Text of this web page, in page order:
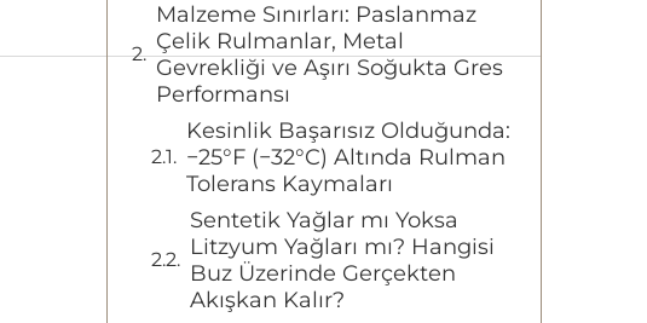
Malzeme Sınırları: Paslanmaz
Çelik Rulmanlar, Metal
Gevrekliği ve Aşırı Soğukta Gres
Performansı
Kesinlik Başarısız Olduğunda:
−25°F (−32°C) Altında Rulman
Tolerans Kaymaları
Sentetik Yağlar mı Yoksa
Litzyum Yağları mı? Hangisi
Buz Üzerinde Gerçekten
Akışkan Kalır?